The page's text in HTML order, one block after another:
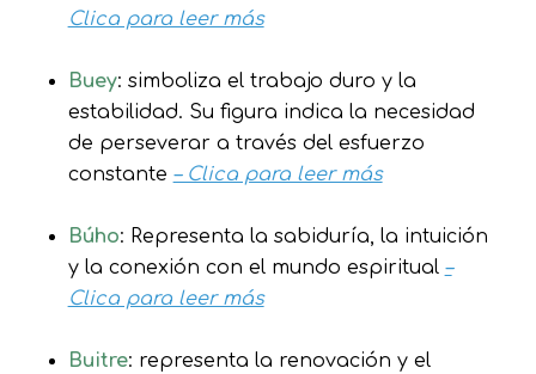
Clica para leer más
Buey: simboliza el trabajo duro y la
estabilidad. Su figura indica la necesidad
de perseverar a través del esfuerzo
constante – Clica para leer más
Búho: Representa la sabiduría, la intuición
y la conexión con el mundo espiritual –
Clica para leer más
Buitre: representa la renovación y el